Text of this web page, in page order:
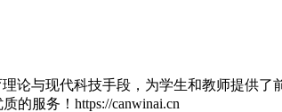
与现代科技手段，为学生和教师提供
的服务！https://canwinai.cn